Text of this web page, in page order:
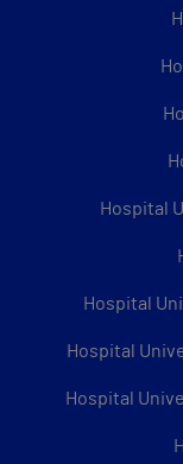
Hospital
Hospital
Hospital
Hospital